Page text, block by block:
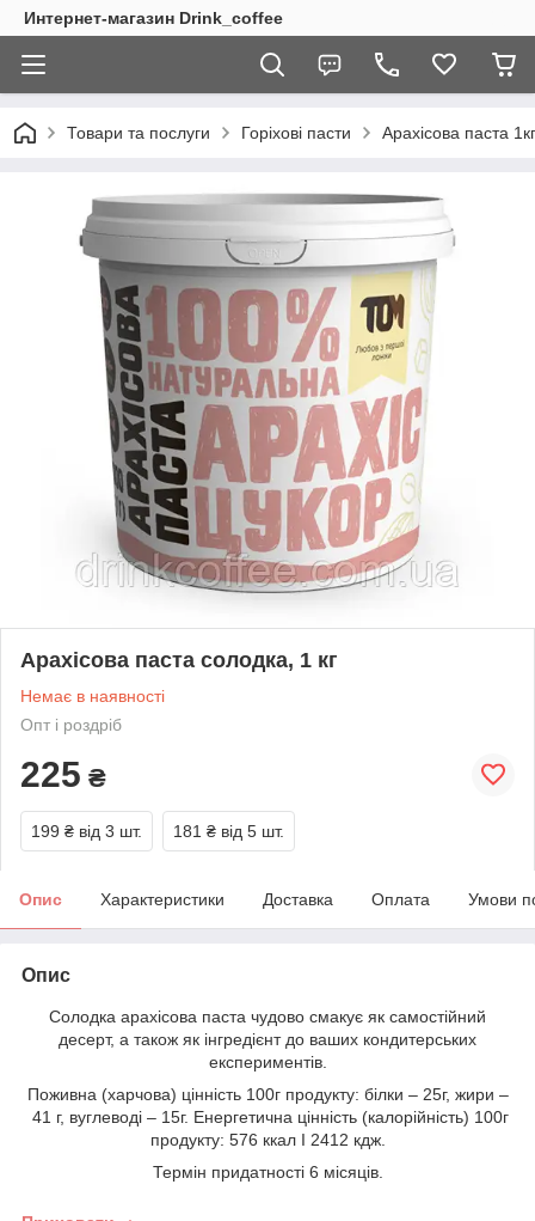
Интернет-магазин Drink_coffee
Товари та послуги Горіхові пасти Арахісова паста 1кг
Арахісова паста солодка, 1 кг
Немає в наявності
Опт і роздріб
225 ₴
199 ₴ від 3 шт. 181 ₴ від 5 шт.
Опис Характеристики Доставка Оплата Умови
Опис
Солодка арахісова паста чудово смакує як самостійний
десерт, а також як інгредієнт до ваших кондитерських
експериментів.
Поживна (харчова) цінність 100г продукту: білки – 25г, жири –
41 г, вуглеводі – 15г. Енергетична цінність (калорійність) 100г
продукту: 576 ккал I 2412 кдж.
Термін придатності 6 місяців.